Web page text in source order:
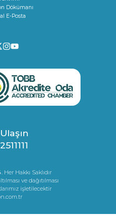
Dökümanı
E-Posta
Hakkı Saklıdır
ve dağıtılması
işletilecektir